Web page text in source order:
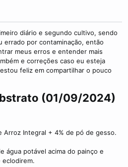
diário e segundo cultivo, sendo
errado por contaminação, então
meus erros e entender mais
e correções caso eu esteja
feliz em compartilhar o pouco
(01/09/2024)​
Arroz Integral + 4% de pó de gesso.
água potável acima do painço e
eclodirem.